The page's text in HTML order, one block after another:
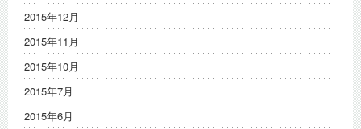
2015年12月
2015年11月
2015年10月
2015年7月
2015年6月